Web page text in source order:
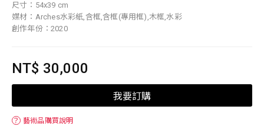
尺寸：54x39 cm
媒材：Arches水彩紙,含框,含框(專用框),木框,水彩
創作年份：2020
NT$ 30,000
我要訂購
？ 藝術品購買說明